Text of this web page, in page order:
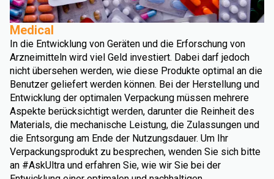
Medical
In die Entwicklung von Geräten und die Erforschung von
Arzneimitteln wird viel Geld investiert. Dabei darf jedoch
nicht übersehen werden, wie diese Produkte optimal an die
Benutzer geliefert werden können. Bei der Herstellung und
Entwicklung der optimalen Verpackung müssen mehrere
Aspekte berücksichtigt werden, darunter die Reinheit des
Materials, die mechanische Leistung, die Zulassungen und
die Entsorgung am Ende der Nutzungsdauer. Um Ihr
Verpackungsprodukt zu besprechen, wenden Sie sich bitte
an #AskUltra und erfahren Sie, wie wir Sie bei der